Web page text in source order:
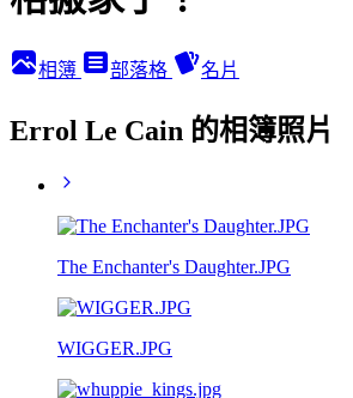
相簿 部落格 名片
Errol Le Cain 的相簿照片
The Enchanter's Daughter.JPG
WIGGER.JPG